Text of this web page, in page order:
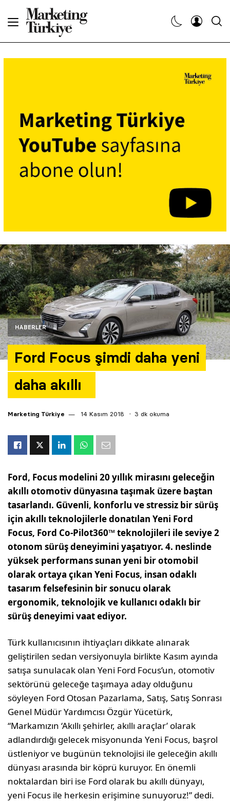
HABERLER
Ford Focus şimdi daha yeni
daha akıllı
Marketing Türkiye 14 Kasım 2018 3 dk okuma
Ford, Focus modelini 20 yıllık mirasını geleceğin
akıllı otomotiv dünyasına taşımak üzere baştan
tasarlandı. Güvenli, konforlu ve stressiz bir sürüş
için akıllı teknolojilerle donatılanYeni Ford
Focus, Ford Co-Pilot360™ teknolojileri ile seviye 2
otonom sürüş deneyimini yaşatıyor. 4. neslinde
yüksek performans sunan yeni bir otomobil
olarak ortaya çıkan Yeni Focus, insan odaklı
tasarım felsefesinin bir sonucu olarak
ergonomik, teknolojik ve kullanıcı odaklı bir
sürüş deneyimi vaat ediyor.
Türk kullanıcısının ihtiyaçları dikkate alınarak
geliştirilen sedan versiyonuyla birlikte Kasım ayında
satışa sunulacak olan Yeni Ford Focus’un, otomotiv
sektörünü geleceğe taşımaya aday olduğunu
söyleyen Ford Otosan Pazarlama, Satış, Satış Sonrası
Genel Müdür Yardımcısı Özgür Yücetürk,
“Markamızın ‘Akıllı şehirler, akıllı araçlar’ olarak
adlandırdığı gelecek misyonunda Yeni Focus, başrol
üstleniyor ve bugünün teknolojisi ile geleceğin akıllı
dünyası arasında bir köprü kuruyor. En önemli
noktalardan biri ise Ford olarak bu akıllı dünyayı,
yeni Focus ile herkesin erişimine sunuyoruz!” dedi.
Dergiler
Etkinlikler
Araştırma